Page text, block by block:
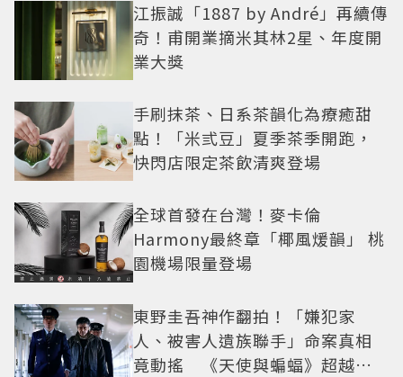
江振誠「1887 by André」再續傳
奇！甫開業摘米其林2星、年度開
業大獎
手刷抹茶、日系茶韻化為療癒甜
點！「米弎豆」夏季茶季開跑，
快閃店限定茶飲清爽登場
全球首發在台灣！麥卡倫
Harmony最終章「椰風煖韻」 桃
園機場限量登場
東野圭吾神作翻拍！「嫌犯家
人、被害人遺族聯手」命案真相
竟動搖 《天使與蝙蝠》超越懸